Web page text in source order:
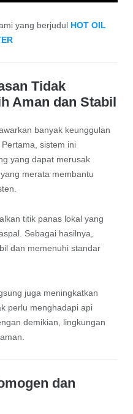
yang berjudul HOT OIL
Tidak
Aman dan Stabil
banyak keunggulan
sistem ini
yang dapat merusak
merata membantu
titik panas lokal yang
Sebagai hasilnya,
dan memenuhi standar
juga meningkatkan
perlu menghadapi api
demikian, lingkungan
dan